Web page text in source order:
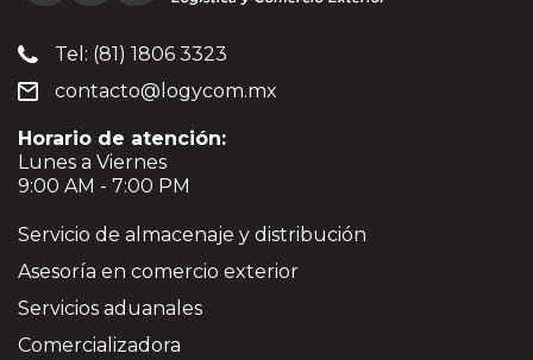
Tel: (81) 1806 3323
contacto@logycom.mx
Horario de atención:
Lunes a Viernes
9:00 AM - 7:00 PM
Servicio de almacenaje y distribución
Asesoría en comercio exterior
Servicios aduanales
Comercializadora